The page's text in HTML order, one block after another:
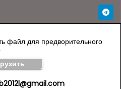
файл для предворительного